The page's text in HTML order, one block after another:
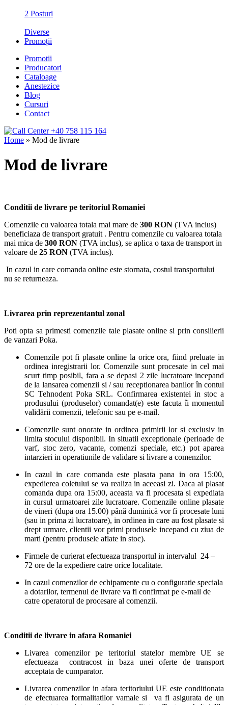
2 Posturi
Diverse
Promoții
Promotii
Producatori
Cataloage
Anestezice
Blog
Cursuri
Contact
+40 758 115 164
Home » Mod de livrare
Mod de livrare
Conditii de livrare pe teritoriul Romaniei
Comenzile cu valoarea totala mai mare de 300 RON (TVA inclus)
beneficiaza de transport gratuit . Pentru comenzile cu valoarea totala
mai mica de 300 RON (TVA inclus), se aplica o taxa de transport in
valoare de 25 RON (TVA inclus).
In cazul in care comanda online este stornata, costul transportului
nu se returneaza.
Livrarea prin reprezentantul zonal
Poti opta sa primesti comenzile tale plasate online si prin consilierii
de vanzari Poka.
Comenzile pot fi plasate online la orice ora, fiind preluate in
ordinea inregistrarii lor. Comenzile sunt procesate in cel mai
scurt timp posibil, fara a se depasi 2 zile lucratoare incepand
de la lansarea comenzii si / sau receptionarea banilor în contul
SC Tehnodent Poka SRL. Confirmarea existentei in stoc a
produsului (produselor) comandat(e) este facuta îi momentul
validării comenzii, telefonic sau pe e-mail.
Comenzile sunt onorate in ordinea primirii lor si exclusiv in
limita stocului disponibil. In situatii exceptionale (perioade de
varf, stoc zero, vacante, comenzi speciale, etc.) pot aparea
intarzieri in operatiunile de validare si livrare a comenzilor.
In cazul in care comanda este plasata pana in ora 15:00,
expedierea coletului se va realiza in aceeasi zi. Daca ai plasat
comanda dupa ora 15:00, aceasta va fi procesata si expediata
in cursul urmatoarei zile lucratoare. Comenzile online plasate
de vineri (dupa ora 15.00) până duminică vor fi procesate luni
(sau in prima zi lucratoare), in ordinea in care au fost plasate si
drept urmare, clientii vor primi produsele incepand cu ziua de
marti (pentru produsele aflate in stoc).
Firmele de curierat efectueaza transportul in intervalul 24 –
72 ore de la expediere catre orice localitate.
In cazul comenzilor de echipamente cu o configuratie speciala
a dotarilor, termenul de livrare va fi confirmat pe e-mail de
catre operatorul de procesare al comenzii.
Conditii de livrare in afara Romaniei
Livarea comenzilor pe teritoriul statelor membre UE se
efectueaza contracost in baza unei oferte de transport
acceptata de cumparator.
Livrarea comenzilor in afara teritoriului UE este conditionata
de efectuarea formalitatilor vamale si va fi asigurata de un